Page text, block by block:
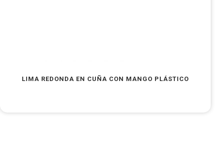
LIMA REDONDA EN CUÑA CON MANGO PLÁSTICO